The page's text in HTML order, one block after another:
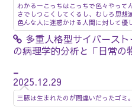
わかるーこっちはこっちで色々やって
さでしつこくしてくるし、むしろ思想
色んな人に迷惑かける人間に対して優
多重人格型サイバース
の病理学的分析と「日常の
_
2025.12.29
三豚は生まれたのが間違いだったゴミ。